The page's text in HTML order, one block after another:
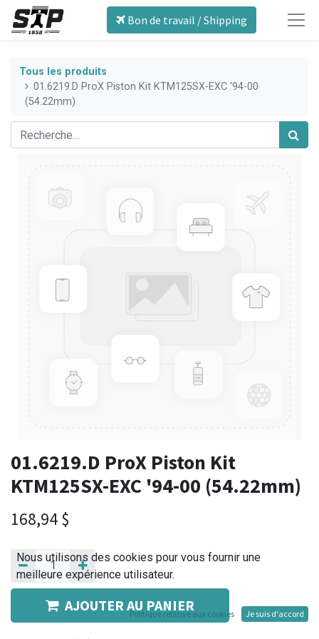
Bon de travail / Shipping
Tous les produits
01.6219.D ProX Piston Kit KTM125SX-EXC '94-00
(54.22mm)
01.6219.D ProX Piston Kit
KTM125SX-EXC '94-00 (54.22mm)
168,94 $
AJOUTER AU PANIER
Nous utilisons des cookies pour vous fournir une
meilleure expérience utilisateur.
Politique relative aux cookies Je suis d'accord